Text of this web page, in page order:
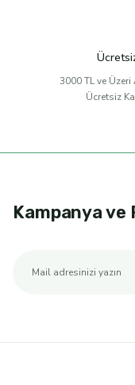
3000 TL ve
Ücretsiz
Kampanya ve